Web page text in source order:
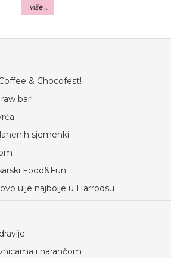
više...
& Chocofest!
bar!
sjemenki
Food&Fun
ulje najbolje u Harrodsu
i narančom